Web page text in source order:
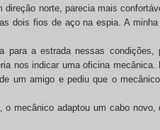
norte, parecia mais
dois fios de aço na espia. A
a estrada nessas
nos indicar uma oficina
um amigo e pediu que o
mecânico adaptou um cabo